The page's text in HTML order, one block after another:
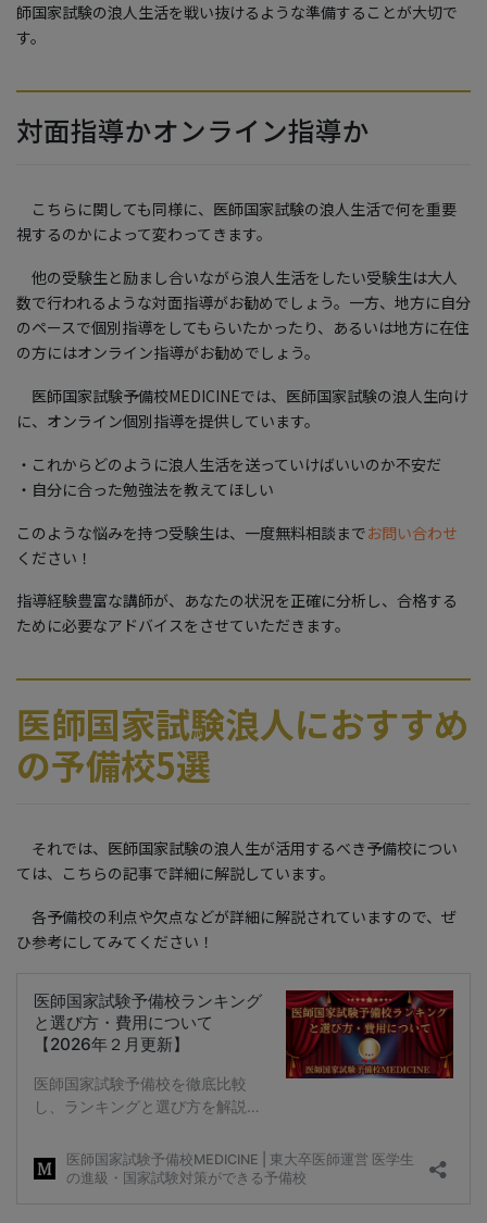
師国家試験の浪人生活を戦い抜けるような準備することが大切で
す。
対面指導かオンライン指導か
こちらに関しても同様に、医師国家試験の浪人生活で何を重要
視するのかによって変わってきます。
他の受験生と励まし合いながら浪人生活をしたい受験生は大人
数で行われるような対面指導がお勧めでしょう。一方、地方に自分
のペースで個別指導をしてもらいたかったり、あるいは地方に在住
の方にはオンライン指導がお勧めでしょう。
医師国家試験予備校MEDICINEでは、医師国家試験の浪人生向け
に、オンライン個別指導を提供しています。
・これからどのように浪人生活を送っていけばいいのか不安だ
・自分に合った勉強法を教えてほしい
このような悩みを持つ受験生は、一度無料相談までお問い合わせ
ください！
指導経験豊富な講師が、あなたの状況を正確に分析し、合格する
ために必要なアドバイスをさせていただきます。
医師国家試験浪人におすすめ
の予備校5選
それでは、医師国家試験の浪人生が活用するべき予備校につい
ては、こちらの記事で詳細に解説しています。
各予備校の利点や欠点などが詳細に解説されていますので、ぜ
ひ参考にしてみてください！